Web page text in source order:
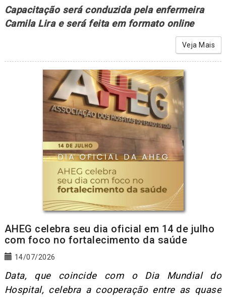
Capacitação será conduzida pela enfermeira
Camila Lira e será feita em formato online
Veja Mais
AHEG celebra seu dia oficial em 14 de julho
com foco no fortalecimento da saúde
14/07/2026
Data, que coincide com o Dia Mundial do
Hospital, celebra a cooperação entre as quase